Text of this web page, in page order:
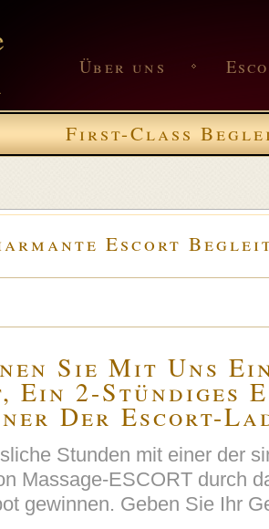
Über uns
First-Class
Escort
Sie Mit Uns
Ein 2-Stündiges
Der Escort-
Stunden mit einer der
Massage-ESCORT durch
gewinnen. Geben Sie Ihr